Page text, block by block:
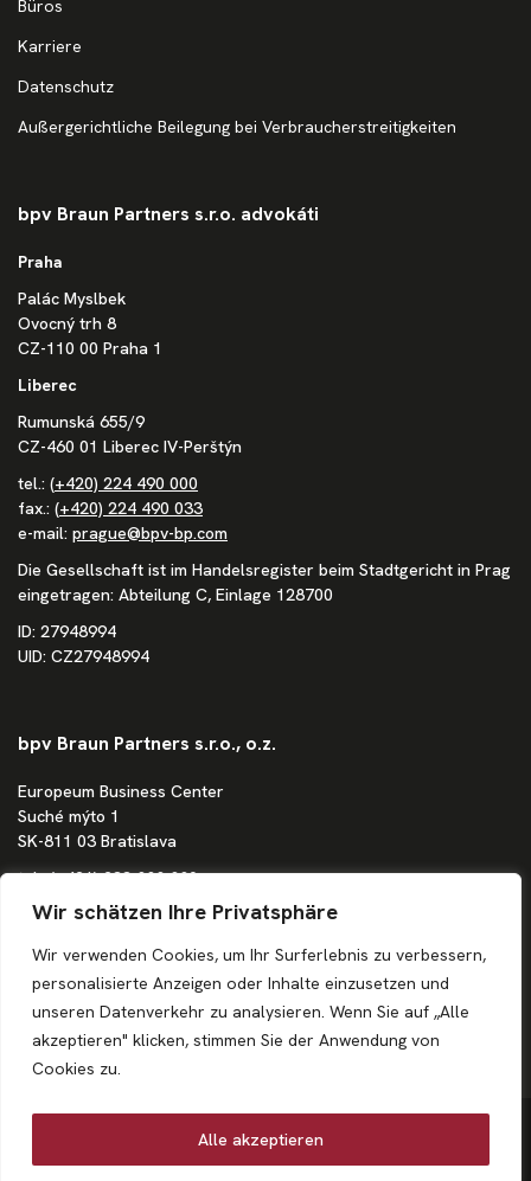
Wir schätzen Ihre Privatsphäre
Wir verwenden Cookies, um Ihr Surferlebnis zu verbessern,
personalisierte Anzeigen oder Inhalte einzusetzen und
unseren Datenverkehr zu analysieren. Wenn Sie auf „Alle
akzeptieren" klicken, stimmen Sie der Anwendung von
Cookies zu.
Alle akzeptieren
Büros
Karriere
Datenschutz
Außergerichtliche Beilegung bei Verbraucherstreitigkeiten
bpv Braun Partners s.r.o. advokáti
Praha
Palác Myslbek
Ovocný trh 8
CZ-110 00 Praha 1
Liberec
Rumunská 655/9
CZ-460 01 Liberec IV-Perštýn
tel.: (+420) 224 490 000
fax.: (+420) 224 490 033
e-mail: prague@bpv-bp.com
Die Gesellschaft ist im Handelsregister beim Stadtgericht in Prag
eingetragen: Abteilung C, Einlage 128700
ID: 27948994
UID: CZ27948994
bpv Braun Partners s.r.o., o.z.
Europeum Business Center
Suché mýto 1
SK-811 03 Bratislava
tel.:(+421) 233 888 880
e-mail:
bratislava@bpv-bp.com
Bratislava I eingetragen: Abteilung Po, Einlage 1683/B
ID: 36862207